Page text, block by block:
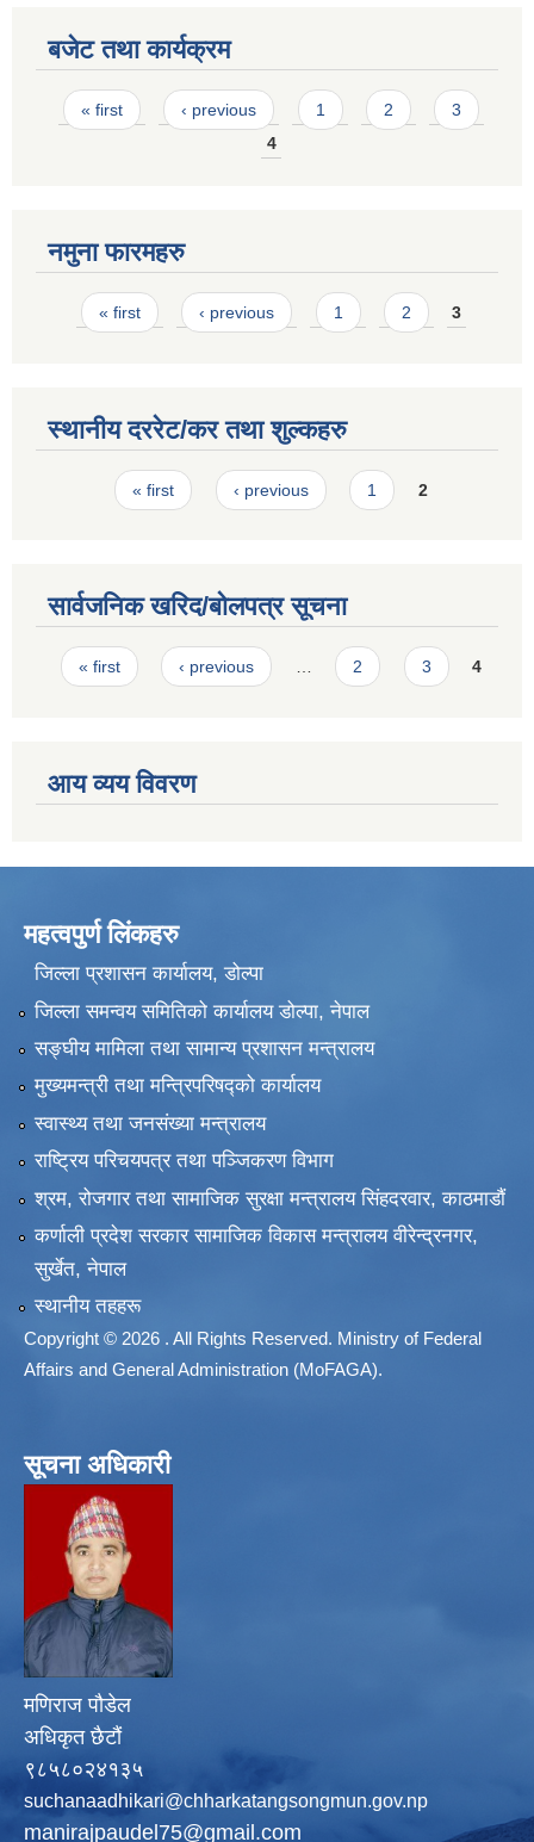
बजेट तथा कार्यक्रम
Pages
« first ‹ previous 1 2
3
4
नमुना फारमहरु
Pages
« first ‹ previous 1 2 3
स्थानीय दररेट/कर तथा शुल्कहरु
Pages« first ‹ previous 1 2
सार्वजनिक खरिद/बोलपत्र सूचना
Pages
« first ‹ previous … 2 3 4
आय व्यय विवरण
महत्वपुर्ण लिंकहरु
जिल्ला प्रशासन कार्यालय, डोल्पा
जिल्ला समन्वय समितिको कार्यालय डोल्पा, नेपाल
सङ्‍घीय मामिला तथा सामान्य प्रशासन मन्त्रालय
मुख्यमन्त्री तथा मन्त्रिपरिषद्को कार्यालय
स्वास्थ्य तथा जनसंख्या मन्त्रालय
राष्ट्रिय परिचयपत्र तथा पञ्जिकरण विभाग
श्रम, रोजगार तथा सामाजिक सुरक्षा मन्त्रालय सिंहदरवार, काठमाडाैं
कर्णाली प्रदेश सरकार सामाजिक विकास मन्त्रालय वीरेन्द्रनगर,
सुर्खेत, नेपाल
स्थानीय तहहरू
Copyright © 2026 . All Rights Reserved. Ministry of Federal
Affairs and General Administration (MoFAGA).
सूचना अधिकारी
मणिराज पौडेल
अधिकृत छैटौं
९८५८०२४१३५
suchanaadhikari@chharkatangsongmun.gov.np
manirajpaudel75@gmail.com